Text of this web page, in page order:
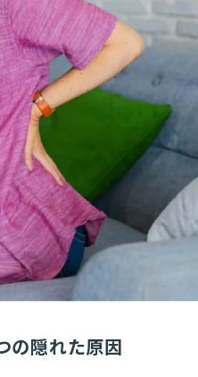
の隠れた原因